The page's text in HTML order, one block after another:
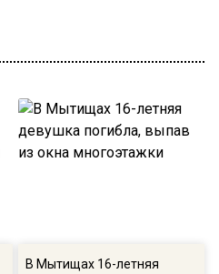
В Мытищах 16-летняя